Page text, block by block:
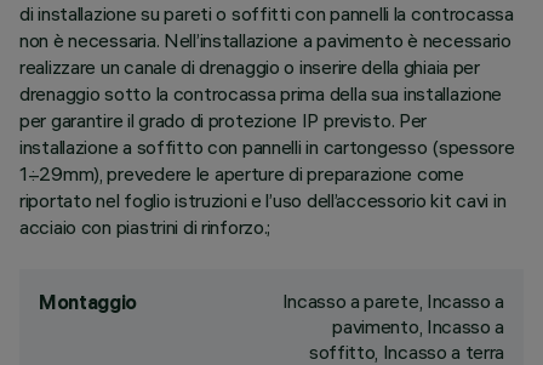
di installazione su pareti o soffitti con pannelli la controcassa
non è necessaria. Nell’installazione a pavimento è necessario
realizzare un canale di drenaggio o inserire della ghiaia per
drenaggio sotto la controcassa prima della sua installazione
per garantire il grado di protezione IP previsto. Per
installazione a soffitto con pannelli in cartongesso (spessore
1÷29mm), prevedere le aperture di preparazione come
riportato nel foglio istruzioni e l’uso dell’accessorio kit cavi in
acciaio con piastrini di rinforzo.;
Montaggio
Incasso a parete, Incasso a
pavimento, Incasso a
soffitto, Incasso a terra